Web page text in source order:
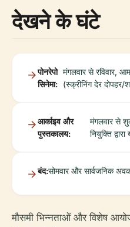
देखने के घंटे
पोनरेपो
सिनेमा:
मंगलवार से रविवार,
(स्क्रीनिंग देर दोपहर/
आर्काइव और
पुस्तकालय:
मंगलवार से
नियुक्ति
बंद:सोमवार और सार्वजनिक
मौसमी भिन्नताओं और विशेष